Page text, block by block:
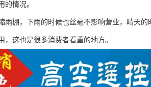
的情况。
雨棚，下雨的时候也丝毫不影响营业，晴天
这也是很多消费者看重的地方。